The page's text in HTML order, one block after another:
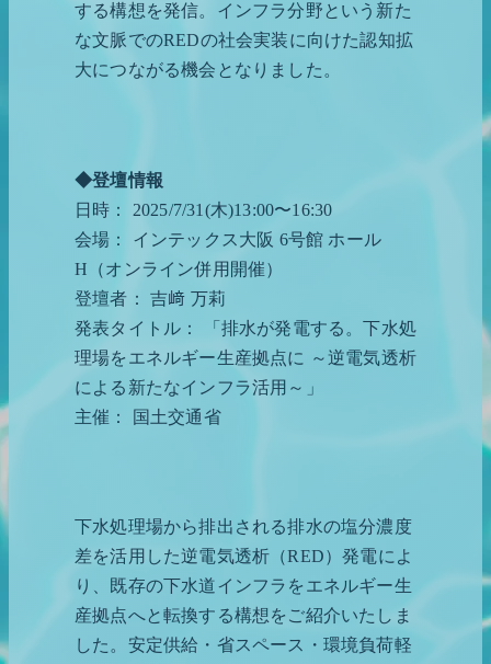
する構想を発信。インフラ分野という新た
な文脈でのREDの社会実装に向けた認知拡
大につながる機会となりました。
◆登壇情報
日時： 2025/7/31(木)13:00〜16:30
会場： インテックス大阪 6号館 ホール
H（オンライン併用開催）
登壇者： 吉﨑 万莉
発表タイトル： 「排水が発電する。下水処
理場をエネルギー生産拠点に ～逆電気透析
による新たなインフラ活用～」
主催： 国土交通省
下水処理場から排出される排水の塩分濃度
差を活用した逆電気透析（RED）発電によ
り、既存の下水道インフラをエネルギー生
産拠点へと転換する構想をご紹介いたしま
した。安定供給・省スペース・環境負荷軽